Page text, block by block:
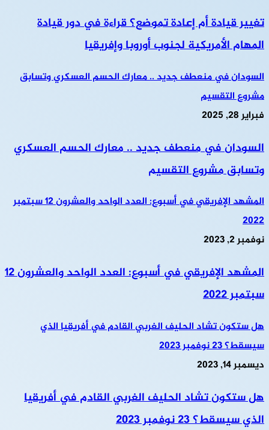
تغيير قيادة أم إعادة تموضع؟ قراءة في دور قيادة
المهام الأمريكية لجنوب أوروبا وإفريقيا
السودان في منعطف جديد .. معارك الحسم العسكري وتسابق
مشروع التقسيم
فبراير 28, 2025
السودان في منعطف جديد .. معارك الحسم العسكري
وتسابق مشروع التقسيم
المشهد الإفريقي في أسبوع: العدد الواحد والعشرون 12 سبتمبر
2022
نوفمبر 2, 2023
المشهد الإفريقي في أسبوع: العدد الواحد والعشرون 12
سبتمبر 2022
هل ستكون تشاد الحليف الغربي القادم في أفريقيا الذي
سيسقط؟ 23 نوفمبر 2023
ديسمبر 14, 2023
هل ستكون تشاد الحليف الغربي القادم في أفريقيا
الذي سيسقط؟ 23 نوفمبر 2023